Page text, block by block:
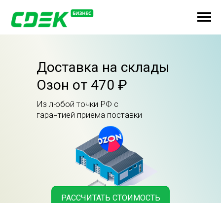
Доставка на склады
Озон от 470 ₽
РАССЧИТАТЬ СТОИМОСТЬ
Из любой точки РФ с
гарантией приема поставки